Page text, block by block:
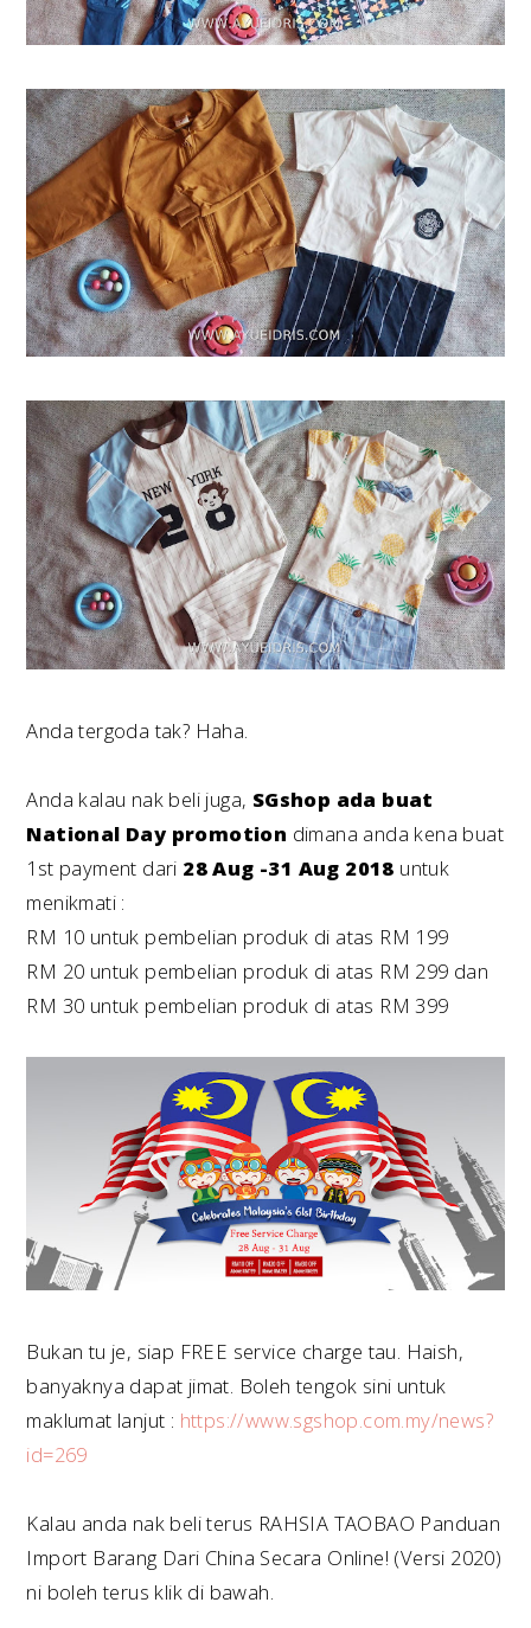
Anda tergoda tak? Haha.
Anda kalau nak beli juga, SGshop ada buat
National Day promotion dimana anda kena buat
1st payment dari 28 Aug -31 Aug 2018 untuk
menikmati :
RM 10 untuk pembelian produk di atas RM 199
RM 20 untuk pembelian produk di atas RM 299 dan
RM 30 untuk pembelian produk di atas RM 399
Bukan tu je, siap FREE service charge tau. Haish,
banyaknya dapat jimat. Boleh tengok sini untuk
maklumat lanjut : https://www.sgshop.com.my/news?
id=269
Kalau anda nak beli terus RAHSIA TAOBAO Panduan
Import Barang Dari China Secara Online! (Versi 2020)
ni boleh terus klik di bawah.